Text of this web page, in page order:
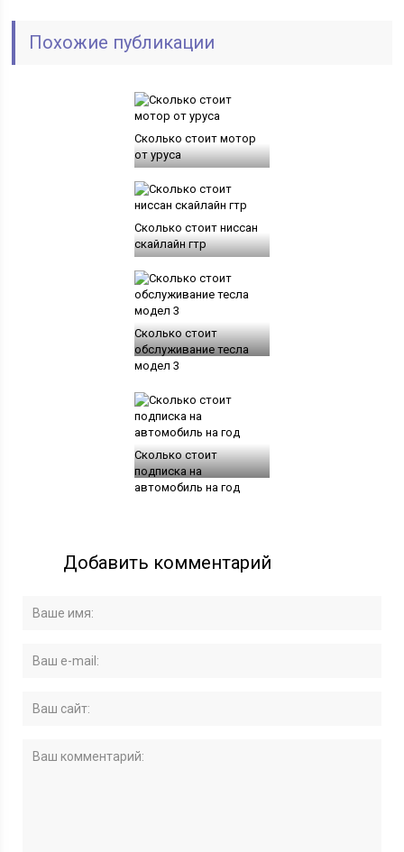
Похожие публикации
Сколько стоит мотор
от уруса
Сколько стоит ниссан
скайлайн гтр
Сколько стоит
обслуживание тесла
модел 3
Сколько стоит
подписка на
автомобиль на год
Добавить комментарий